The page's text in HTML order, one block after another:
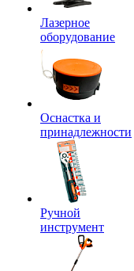
Лазерное
оборудование
Оснастка и
принадлежности
Ручной
инструмент